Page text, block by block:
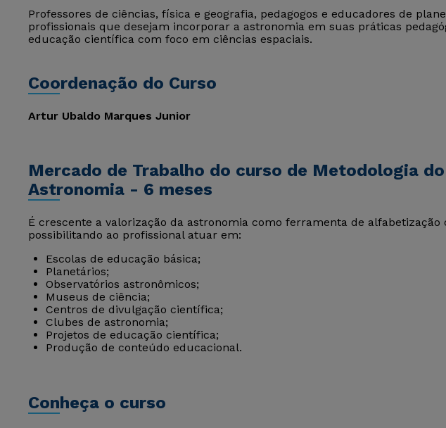
Professores de ciências, física e geografia, pedagogos e educadores de
profissionais que desejam incorporar a astronomia em suas práticas
educação científica com foco em ciências espaciais.
Coordenação do Curso
Artur Ubaldo Marques Junior
Mercado de Trabalho do curso de Metodologia
Astronomia - 6 meses
É crescente a valorização da astronomia como ferramenta de alfabetização
possibilitando ao profissional atuar em:
Escolas de educação básica;
Planetários;
Observatórios astronômicos;
Museus de ciência;
Centros de divulgação científica;
Clubes de astronomia;
Projetos de educação científica;
Produção de conteúdo educacional.
Conheça o curso